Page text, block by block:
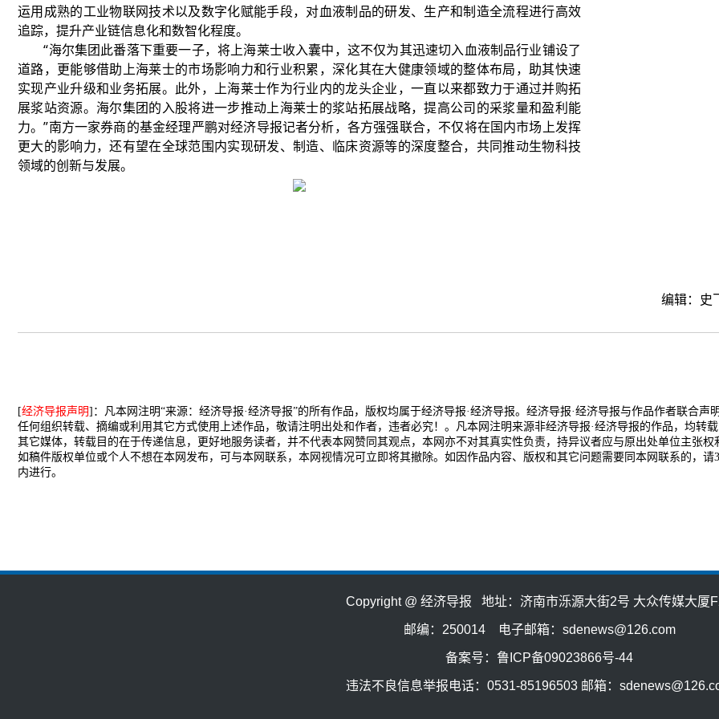
运用成熟的工业物联网技术以及数字化赋能手段，对血液制品的研发、生产和制造全流程进行高效
追踪，提升产业链信息化和数智化程度。
“海尔集团此番落下重要一子，将上海莱士收入囊中，这不仅为其迅速切入血液制品行业铺设了
道路，更能够借助上海莱士的市场影响力和行业积累，深化其在大健康领域的整体布局，助其快速
实现产业升级和业务拓展。此外，上海莱士作为行业内的龙头企业，一直以来都致力于通过并购拓
展浆站资源。海尔集团的入股将进一步推动上海莱士的浆站拓展战略，提高公司的采浆量和盈利能
力。”南方一家券商的基金经理严鹏对经济导报记者分析，各方强强联合，不仅将在国内市场上发挥
更大的影响力，还有望在全球范围内实现研发、制造、临床资源等的深度整合，共同推动生物科技
领域的创新与发展。
编辑：史
[经济导报声明]：凡本网注明“来源：经济导报·经济导报”的所有作品，版权均属于经济导报·经济导报。经济导报·经济导报与作品作者联合声
任何组织转载、摘编或利用其它方式使用上述作品，敬请注明出处和作者，违者必究！。凡本网注明来源非经济导报·经济导报的作品，均转
其它媒体，转载目的在于传递信息，更好地服务读者，并不代表本网赞同其观点，本网亦不对其真实性负责，持异议者应与原出处单位主张权
如稿件版权单位或个人不想在本网发布，可与本网联系，本网视情况可立即将其撤除。如因作品内容、版权和其它问题需要同本网联系的，请
内进行。
Copyright @ 经济导报 地址：济南市泺源大街2号 大众传媒大厦
邮编：250014 电子邮箱：sdenews@126.com
备案号：鲁ICP备09023866号-44
违法不良信息举报电话：0531-85196503 邮箱：